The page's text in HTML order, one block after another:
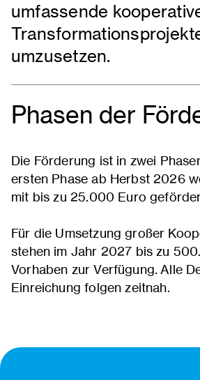
umfassende
umzusetzen.
Phasen der
Die Förderung ist in zwei
ersten Phase ab Herbst 2026
mit bis zu 25.000 Euro
Für die Umsetzung großer
stehen im Jahr 2027 bis zu
Vorhaben zur Verfügung. Alle
Einreichung folgen zeitnah.